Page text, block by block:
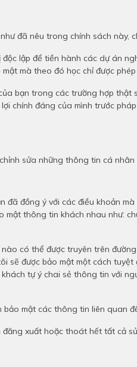
đã nêu trong chính sách
lập để tiền hành các dự án
mà theo đó học chỉ được
bạn trong các trường hợp
chính đáng của mình trước
sửa những thông tin cá
đã đồng ý với các điều khoản
thông tin khách nhau như:
có thể được truyên trên
sẽ được bảo mật một cách
tự ý chai sẻ thông tin với
mật các thông tin liên
xuất hoặc thoát hết tất cả